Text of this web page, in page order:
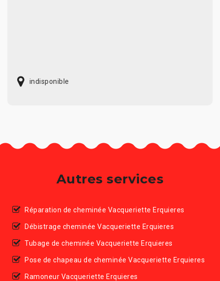
indisponible
Autres services
Réparation de cheminée Vacqueriette Erquieres
Débistrage cheminée Vacqueriette Erquieres
Tubage de cheminée Vacqueriette Erquieres
Pose de chapeau de cheminée Vacqueriette Erquieres
Ramoneur Vacqueriette Erquieres